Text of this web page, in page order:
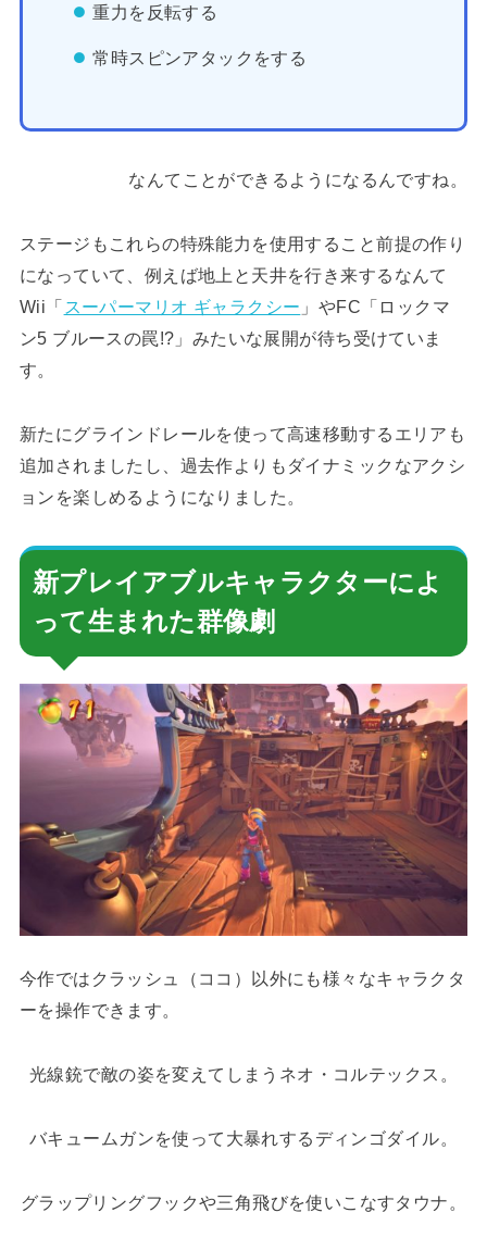
重力を反転する
常時スピンアタックをする
なんてことができるようになるんですね。
ステージもこれらの特殊能力を使用すること前提の作り
になっていて、例えば地上と天井を行き来するなんて
Wii「 スーパーマリオ ギャラクシー 」やFC「ロックマ
ン5 ブルースの罠!?」みたいな展開が待ち受けていま
す。
新たにグラインドレールを使って高速移動するエリアも
追加されましたし、過去作よりもダイナミックなアクシ
ョンを楽しめるようになりました。
新プレイアブルキャラクターによ
って生まれた群像劇
今作ではクラッシュ（ココ）以外にも様々なキャラクタ
ーを操作できます。
光線銃で敵の姿を変えてしまうネオ・コルテックス。
バキュームガンを使って大暴れするディンゴダイル。
グラップリングフックや三角飛びを使いこなすタウナ。